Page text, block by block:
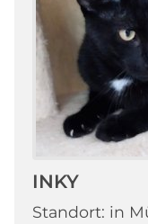
INKY
Standort: in